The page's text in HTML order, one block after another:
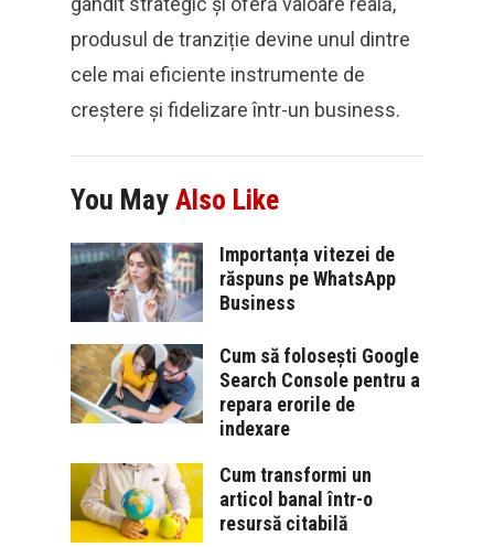
produsul de tranziție devine unul dintre
cele mai eficiente instrumente de
creștere și fidelizare într-un business.
You May Also Like
Importanța vitezei de
răspuns pe WhatsApp
Business
Cum să folosești Google
Search Console pentru a
repara erorile de
indexare
Cum transformi un
articol banal într-o
resursă citabilă